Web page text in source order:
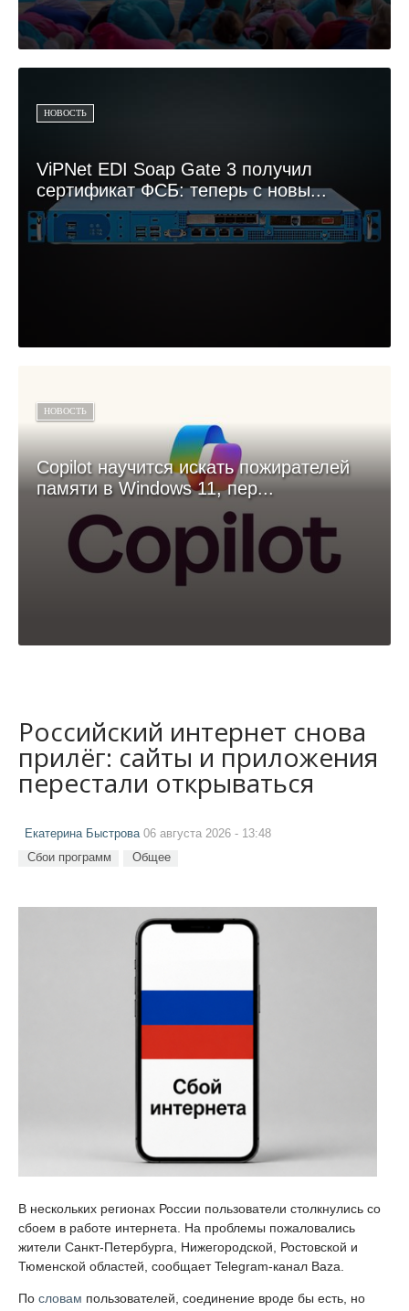
НОВОСТЬ
ViPNet EDI Soap Gate 3 получил
сертификат ФСБ: теперь с новы...
НОВОСТЬ
Copilot научится искать пожирателей
памяти в Windows 11, пер...
Российский интернет снова
прилёг: сайты и приложения
перестали открываться
Екатерина Быстрова06 августа 2026 - 13:48
Сбои программ Общее
В нескольких регионах России пользователи столкнулись со
сбоем в работе интернета. На проблемы пожаловались
жители Санкт-Петербурга, Нижегородской, Ростовской и
Тюменской областей, сообщает Telegram-канал Baza.
По словам пользователей, соединение вроде бы есть, но